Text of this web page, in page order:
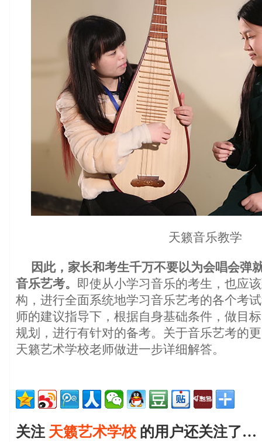
天籁音乐教学
因此，家长和考生千万不要以为会唱会弹
音乐艺考。
即使从小学习音乐的考生，也应
构，进行全面系统地学习音乐艺考的各个考
师的建议指导下，根据自身基础条件，做目
规划，进行有针对的备考。关于音乐艺考的
天籁艺术学校老师做进一步详细解答。
关注 天籁艺术学校 的用户还关注了…